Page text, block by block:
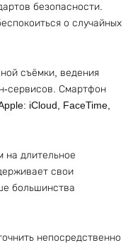
безопасности.
о случайных
съёмки, ведения
сервисов. Смартфон
iCloud, FaceTime,
на длительное
свои
большинства
непосредственно